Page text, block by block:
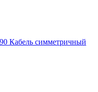
Кабель симметричный